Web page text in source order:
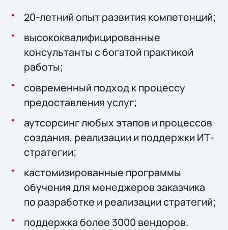
20-летний опыт развития компетенций;
высококвалифицированные
консультанты с богатой практикой
работы;
современный подход к процессу
предоставления услуг;
аутсорсинг любых этапов и процессов
создания, реализации и поддержки ИТ-
стратегии;
кастомизированные программы
обучения для менеджеров заказчика
по разработке и реализации стратегий;
поддержка более 3000 вендоров.